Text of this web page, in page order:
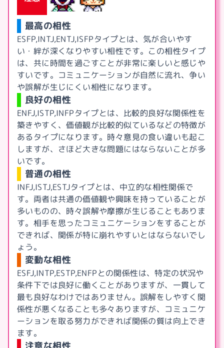
最高の相性
ESFP,INTJ,ENTJ,ISFPタイプとは、気が合いやす
い・絆が深くなりやすい相性です。この相性タイプ
は、共に時間を過ごすことが非常に楽しいと感じや
すいです。コミュニケーションが自然に流れ、争い
や誤解が生じにくい相性になります。
良好の相性
ENFJ,ISTP,INFPタイプとは、比較的良好な関係性を
築きやすく、価値観が比較的似ているなどの特徴が
あるタイプになります。時々意見の食い違いも起こ
しますが、さほど大きな問題にはならないことが多
いです。
普通の相性
INFJ,ISTJ,ESTJタイプとは、中立的な相性関係で
す。両者は共通の価値観や興味を持っていることが
多いものの、時々誤解や摩擦が生じることもありま
す。相手を思ったコミュニケーションをすることが
できれば、関係が特に崩れやすいとはならないでし
ょう。
変動な相性
ESFJ,INTP,ESTP,ENFPとの関係性は、特定の状況や
条件下では良好に働くことがありますが、一貫して
最も良好なわけではありません。誤解をしやすく関
係性が悪くなることも多々ありますが、コミュニケ
ーションを取る努力ができれば関係の質は向上でき
ます。